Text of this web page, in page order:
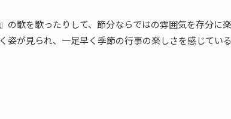
歌を歌ったりして、節分ならではの雰囲気を存分に楽
姿が見られ、一足早く季節の行事の楽しさを感じている